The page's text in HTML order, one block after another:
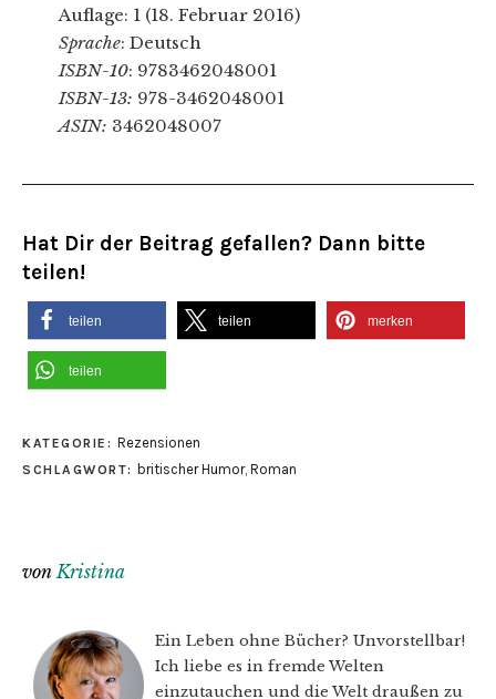
Auflage: 1 (18. Februar 2016)
Sprache: Deutsch
ISBN-10: 9783462048001
ISBN-13: 978-3462048001
ASIN: 3462048007
Hat Dir der Beitrag gefallen? Dann bitte
teilen!
teilen teilen merken
teilen
KATEGORIE: Rezensionen
SCHLAGWORT: britischer Humor, Roman
vonKristina
Ein Leben ohne Bücher? Unvorstellbar!
Ich liebe es in fremde Welten
einzutauchen und die Welt draußen zu